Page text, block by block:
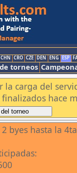
CHN CRO CZE DEN ENG ESP
torneos
la carga del
hace
byes hasta la